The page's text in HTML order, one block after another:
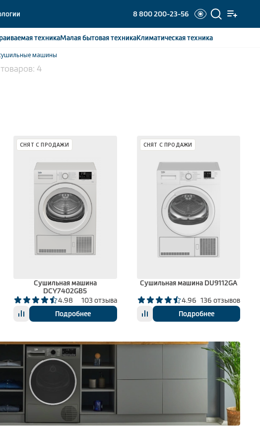
8 800 200-23-56
техникаМалая бытоваятехникаКлиматическаятехника
машины
товаров: 4
СНЯТ С ПРОДАЖИ
Сушильная машина
DCY7402GB5
4.98
103 отзыва
Подробнее
СНЯТ С ПРОДАЖИ
Сушильная машина DU9112GA
4.96 136 отзывов
Подробнее